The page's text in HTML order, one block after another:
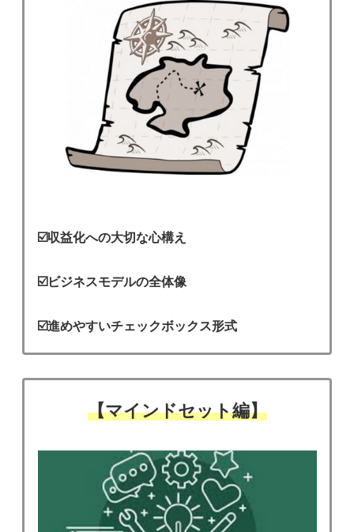
☑️収益化への大切な心構え
☑️ビジネスモデルの全体像
☑️進めやすいチェックボックス形式
【マインドセット編】